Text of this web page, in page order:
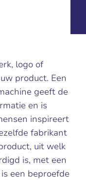
logo of
product. Een
geeft de
en is
inspireert
fabrikant
uit welk
is, met een
een beproefde